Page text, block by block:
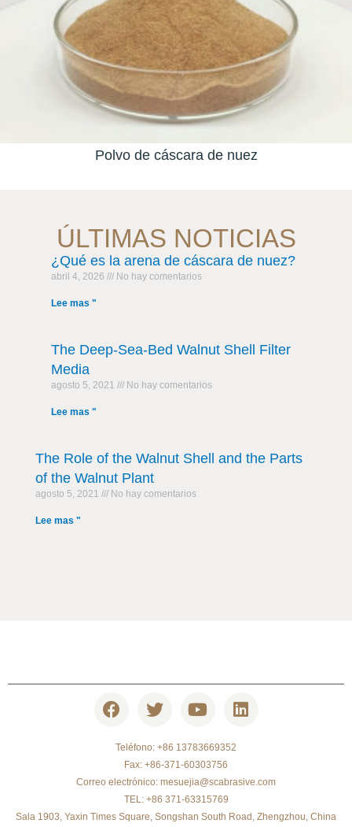
de cáscara de nuez
ÚLTIMAS NOTICIAS
¿Qué es la arena de cáscara de nuez?
abril 4, 2026 No hay comentarios
Lee mas "
The Deep-Sea-Bed Walnut Shell Filter
Media
agosto 5, 2021 No hay comentarios
Lee mas "
The Role of the Walnut Shell and the Parts
of the Walnut Plant
agosto 5, 2021 No hay comentarios
Lee mas "
Teléfono: +86 13783669352
Fax: +86-371-60303756
Correo electrónico: mesuejia@scabrasive.com
TEL: +86 371-63315769
Sala 1903, Yaxin Times Square, Songshan South Road, Zhengzhou, China